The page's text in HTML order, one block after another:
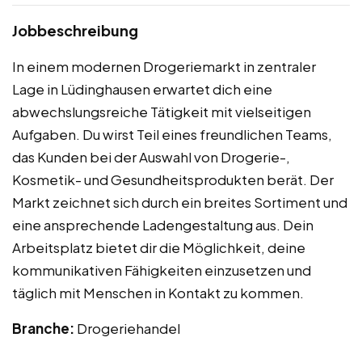
Jobbeschreibung
In einem modernen Drogeriemarkt in zentraler
Lage in Lüdinghausen erwartet dich eine
abwechslungsreiche Tätigkeit mit vielseitigen
Aufgaben. Du wirst Teil eines freundlichen Teams,
das Kunden bei der Auswahl von Drogerie-,
Kosmetik- und Gesundheitsprodukten berät. Der
Markt zeichnet sich durch ein breites Sortiment und
eine ansprechende Ladengestaltung aus. Dein
Arbeitsplatz bietet dir die Möglichkeit, deine
kommunikativen Fähigkeiten einzusetzen und
täglich mit Menschen in Kontakt zu kommen.
Branche: Drogeriehandel